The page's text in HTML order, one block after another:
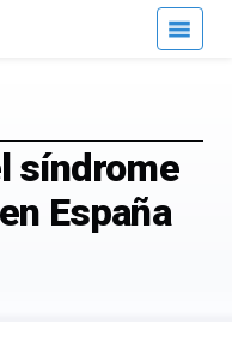
síndrome
España